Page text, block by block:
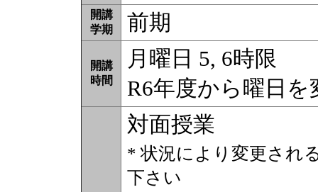
開講
学期
前期
開講
時間
月曜日 5, 6時限
R6年度から曜日
対面授業
* 状況により変更され
下さい